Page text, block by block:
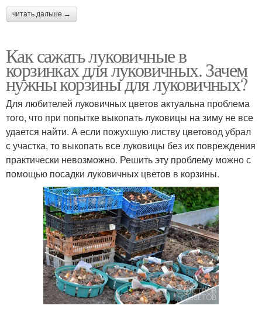
читать дальше →
Как сажать луковичные в
корзинках для луковичных. Зачем
нужны корзины для луковичных?
Для любителей луковичных цветов актуальна проблема
того, что при попытке выкопать луковицы на зиму не все
удается найти. А если пожухшую листву цветовод убрал
с участка, то выкопать все луковицы без их повреждения
практически невозможно. Решить эту проблему можно с
помощью посадки луковичных цветов в корзины.